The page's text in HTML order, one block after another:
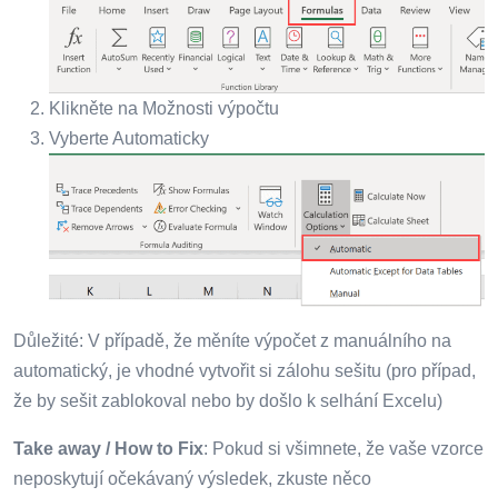
Klikněte na Možnosti výpočtu
Vyberte Automaticky
Důležité: V případě, že měníte výpočet z manuálního na
automatický, je vhodné vytvořit si zálohu sešitu (pro případ,
že by sešit zablokoval nebo by došlo k selhání Excelu)
Take away / How to Fix: Pokud si všimnete, že vaše vzorce
neposkytují očekávaný výsledek, zkuste něco